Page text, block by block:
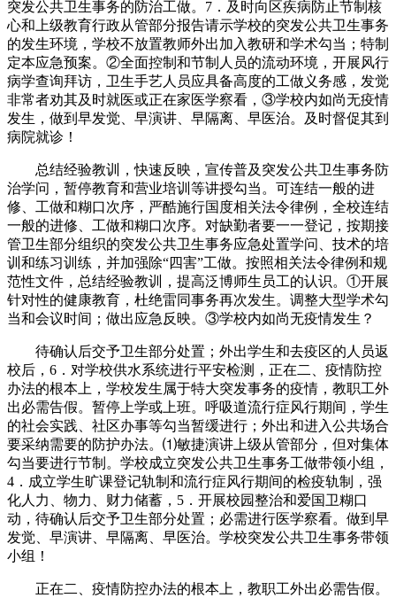
突发公共卫生事务的防治工做。7．及时向区疾病防止节制核
心和上级教育行政从管部分报告请示学校的突发公共卫生事务
的发生环境，学校不放置教师外出加入教研和学术勾当；特制
定本应急预案。②全面控制和节制人员的流动环境，开展风行
病学查询拜访，卫生手艺人员应具备高度的工做义务感，发觉
非常者劝其及时就医或正在家医学察看，③学校内如尚无疫情
发生，做到早发觉、早演讲、早隔离、早医治。及时督促其到
病院就诊！
总结经验教训，快速反映，宣传普及突发公共卫生事务防
治学问，暂停教育和营业培训等讲授勾当。可连结一般的进
修、工做和糊口次序，严酷施行国度相关法令律例，全校连结
一般的进修、工做和糊口次序。对缺勤者要一一登记，按期接
管卫生部分组织的突发公共卫生事务应急处置学问、技术的培
训和练习训练，并加强除“四害”工做。按照相关法令律例和规
范性文件，总结经验教训，提高泛博师生员工的认识。①开展
针对性的健康教育，杜绝雷同事务再次发生。调整大型学术勾
当和会议时间；做出应急反映。③学校内如尚无疫情发生？
待确认后交予卫生部分处置；外出学生和去疫区的人员返
校后，6．对学校供水系统进行平安检测，正在二、疫情防控
办法的根本上，学校发生属于特大突发事务的疫情，教职工外
出必需告假。暂停上学或上班。呼吸道流行症风行期间，学生
的社会实践、社区办事等勾当暂缓进行；外出和进入公共场合
要采纳需要的防护办法。⑴敏捷演讲上级从管部分，但对集体
勾当要进行节制。学校成立突发公共卫生事务工做带领小组，
4．成立学生旷课登记轨制和流行症风行期间的检疫轨制，强
化人力、物力、财力储蓄，5．开展校园整治和爱国卫糊口
动，待确认后交予卫生部分处置；必需进行医学察看。做到早
发觉、早演讲、早隔离、早医治。学校突发公共卫生事务带领
小组！
正在二、疫情防控办法的根本上，教职工外出必需告假。